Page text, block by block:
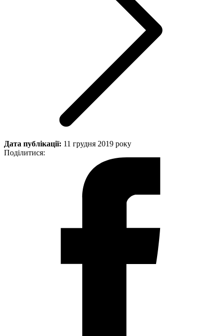
Дата публікації: 11 грудня 2019 року
Поділитися: